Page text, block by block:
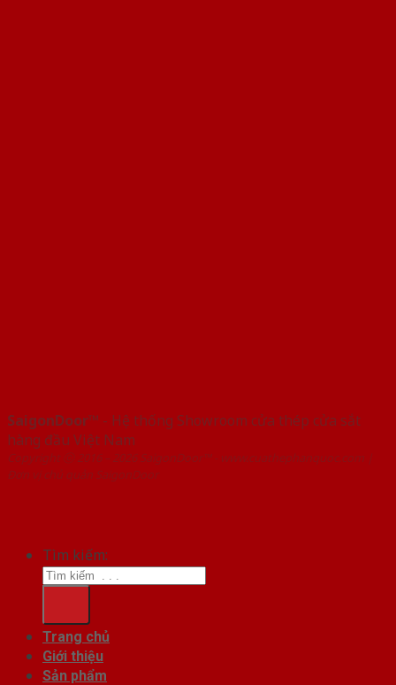
SaigonDoor™ - Hệ thống Showroom cửa thép cửa sắt
hàng đầu Việt Nam
Copyright ⓒ 2016 – 2026 SaigonDoor™ - www.cuathephanquoc.com |
Đơn vị chủ quản SaigonDoor
Tìm kiếm:
Trang chủ
Giới thiệu
Sản phẩm